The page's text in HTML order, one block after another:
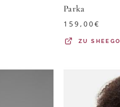
Parka
159,00€
ZUSHEEGO